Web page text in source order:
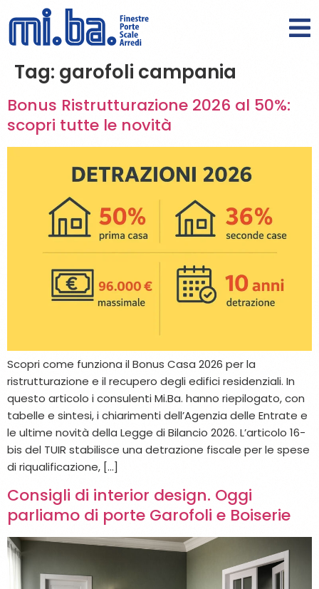
Tag: garofoli campania
Bonus Ristrutturazione 2026 al 50%:
scopri tutte le novità
Scopri come funziona il Bonus Casa 2026 per la
ristrutturazione e il recupero degli edifici residenziali. In
questo articolo i consulenti Mi.Ba. hanno riepilogato, con
tabelle e sintesi, i chiarimenti dell’Agenzia delle Entrate e
le ultime novità della Legge di Bilancio 2026. L’articolo 16-
bis del TUIR stabilisce una detrazione fiscale per le spese
di riqualificazione, […]
Consigli di interior design. Oggi
parliamo di porte Garofoli e Boiserie